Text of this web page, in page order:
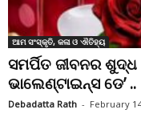
ଆମ ସଂସ୍କୃତି, କଳା ଓ ଐତିହ୍ୟ
ସମର୍ପିତ ଜୀବନର ଶୁଦ୍ଧ
ଭାଲେଣ୍ଟାଇନ୍ସ ଡେ’ ..
Debadatta Rath - February